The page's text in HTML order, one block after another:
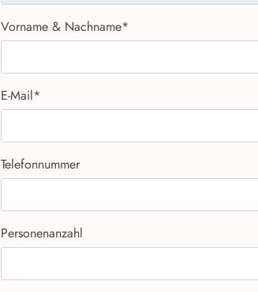
Vorname & Nachname*
E-Mail*
Telefonnummer
Personenanzahl